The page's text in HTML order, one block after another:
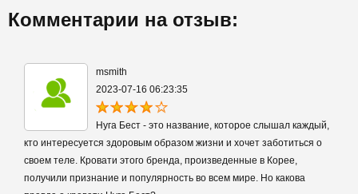
Комментарии на отзыв:
msmith
2023-07-16 06:23:35
Нуга Бест - это название, которое слышал каждый,
кто интересуется здоровым образом жизни и хочет заботиться о
своем теле. Кровати этого бренда, произведенные в Корее,
получили признание и популярность во всем мире. Но какова